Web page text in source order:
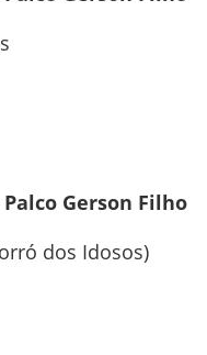
Gerson Filho
dos Idosos)